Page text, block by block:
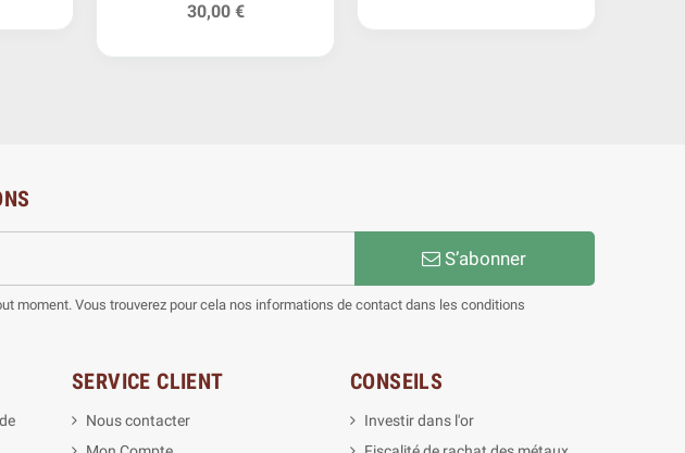
30,00 €
S’abonner
moment. Vous trouverez pour cela nos informations de contact dans les conditions
SERVICE CLIENT
Nous contacter
CONSEILS
Investir dans l'or